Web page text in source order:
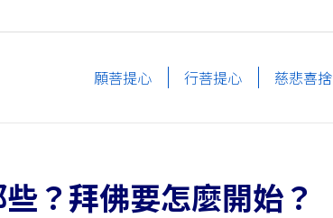
願菩提心 行菩提心 慈悲喜捨
？拜佛要怎麼開始？